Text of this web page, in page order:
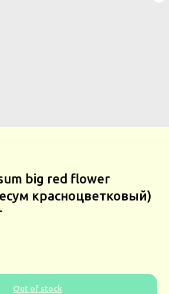
big red flower
красноцветковый)
Out of stock